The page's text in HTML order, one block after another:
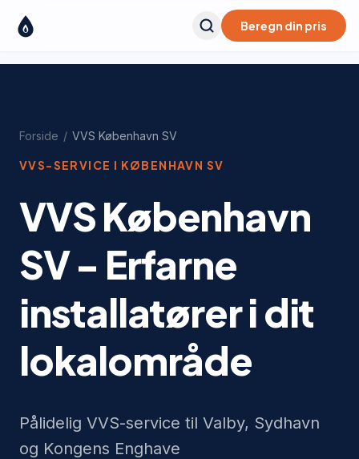
Beregn din pris
Forside / VVS København SV
VVS-SERVICE I KØBENHAVN SV
VVS København
SV - Erfarne
installatører i dit
lokalområde
Pålidelig VVS-service til Valby, Sydhavn
og Kongens Enghave